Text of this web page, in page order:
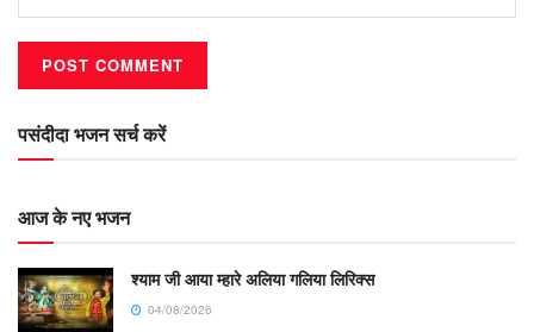
पसंदीदा भजन सर्च करें
आज के नए भजन
श्याम जी आया म्हारे अलिया गलिया लिरिक्स
04/08/2026